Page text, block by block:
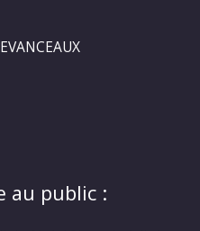
au public :